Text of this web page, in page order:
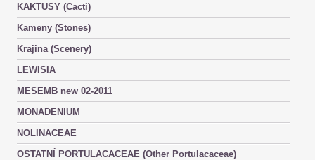
KAKTUSY (Cacti)
Kameny (Stones)
Krajina (Scenery)
LEWISIA
MESEMB new 02-2011
MONADENIUM
NOLINACEAE
OSTATNÍ PORTULACACEAE (Other Portulacaceae)